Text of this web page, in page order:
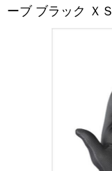
ーブ ブラック ＸＳ